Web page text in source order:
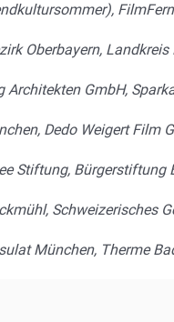
Oberbayern, Landkreis
GmbH,
Dedo Weigert Film
Stiftung,
Schweizerisches
München, Therme